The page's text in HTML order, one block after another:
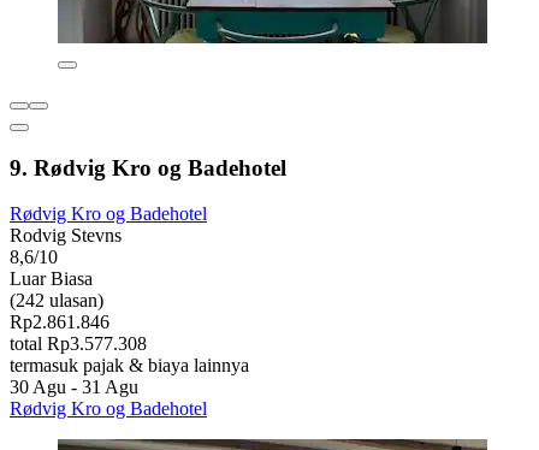
9. Rødvig Kro og Badehotel
Rødvig Kro og Badehotel
Rodvig Stevns
8,6/10
Luar Biasa
(242 ulasan)
Rp2.861.846
total Rp3.577.308
termasuk pajak & biaya lainnya
30 Agu - 31 Agu
Rødvig Kro og Badehotel